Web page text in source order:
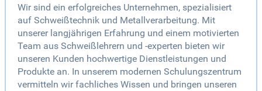
Wir sind ein erfolgreiches Unternehmen, spezialisiert
auf Schweißtechnik und Metallverarbeitung. Mit
unserer langjährigen Erfahrung und einem motivierten
Team aus Schweißlehrern und -experten bieten wir
unseren Kunden hochwertige Dienstleistungen und
Produkte an. In unserem modernen Schulungszentrum
vermitteln wir fachliches Wissen und bringen unseren